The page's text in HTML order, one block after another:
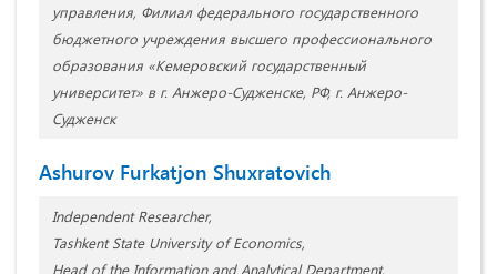
управления, Филиал федерального государственного
бюджетного учреждения высшего профессионального
образования «Кемеровский государственный
университет» в г. Анжеро-Судженске, РФ, г. Анжеро-
Судженск
Ashurov Furkatjon Shuxratovich
Independent Researcher,
Tashkent State University of Economics,
Head of the Information and Analytical Department,